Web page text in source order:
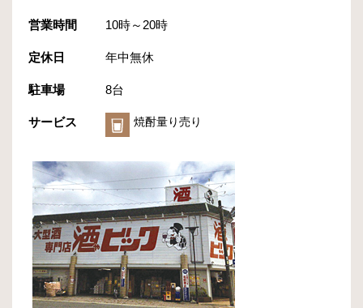
営業時間 10時～20時
定休日 年中無休
駐車場 8台
サービス 焼酎量り売り